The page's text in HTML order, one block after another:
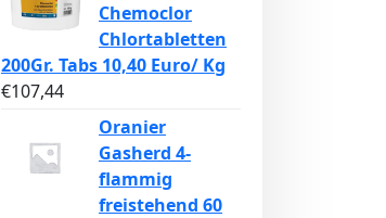
Chemoclor
Chlortabletten
200Gr. Tabs 10,40 Euro/ Kg
€107,44
Oranier
Gasherd 4-
flammig
freistehend 60